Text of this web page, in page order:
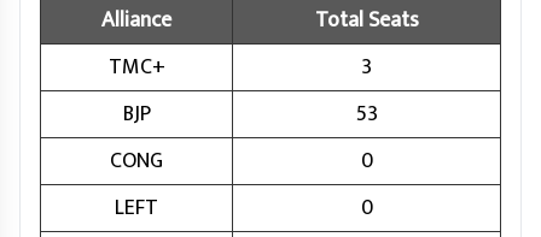
Alliance
Total Seats
TMC+
3
BJP
53
CONG
0
LEFT
0